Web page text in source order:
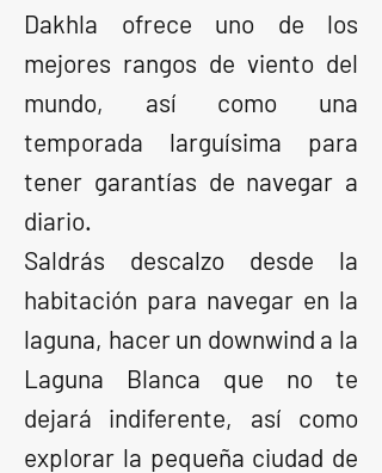
Dakhla ofrece uno de los
mejores rangos de viento del
mundo, así como una
temporada larguísima para
tener garantías de navegar a
diario.
Saldrás descalzo desde la
habitación para navegar en la
laguna, hacer un downwind a la
Laguna Blanca que no te
dejará indiferente, así como
explorar la pequeña ciudad de